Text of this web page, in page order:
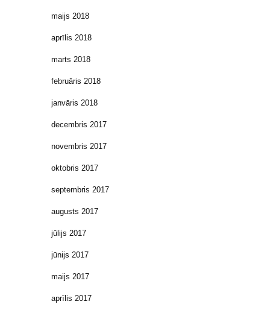
maijs 2018
aprīlis 2018
marts 2018
februāris 2018
janvāris 2018
decembris 2017
novembris 2017
oktobris 2017
septembris 2017
augusts 2017
jūlijs 2017
jūnijs 2017
maijs 2017
aprīlis 2017